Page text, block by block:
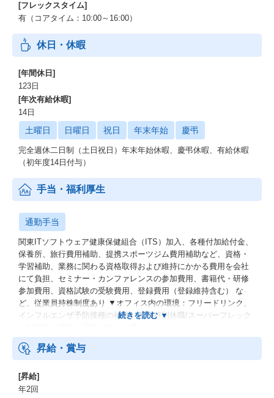
[フレックスタイム]
有（コアタイム：10:00～16:00）
休日・休暇
[年間休日]
123日
[年次有給休暇]
14日
土曜日 日曜日 祝日 年末年始 慶弔
完全週休二日制（土日祝日）年末年始休暇、慶弔休暇、有給休暇
（初年度14日付与）
手当・福利厚生
通勤手当
関東ITソフトウェア健康保健組合（ITS）加入、各種付加給付金、
保養所、旅行費用補助、提携スポーツジム費用補助など、資格・
学習補助、業務に関わる資格取得および維持にかかる費用を会社
にて負担、セミナー・カンファレンスの参加費用、書籍代・研修
参加費用、資格試験の受験費用、登録費用（登録維持含む） な
ど、従業員持株制度あり ▼オフィス内の環境：フリードリンク、
インフルエンザ予防接種の補助、各種特別休職/スーパーフレック
昇給・賞与
[昇給]
年2回